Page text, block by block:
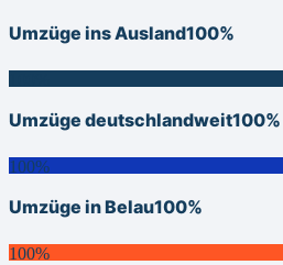
Umzüge ins Ausland100%
Umzüge deutschlandweit100%
100%
Umzüge in Belau100%
100%